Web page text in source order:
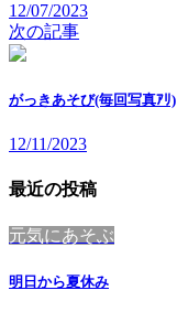
12/07/2023
次の記事
がっきあそび(毎回写真ｱﾘ)
12/11/2023
最近の投稿
元気にあそぶ
明日から夏休み